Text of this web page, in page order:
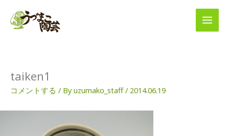
taiken1
コメントする / Byuzumako_staff/ 2014.06.19